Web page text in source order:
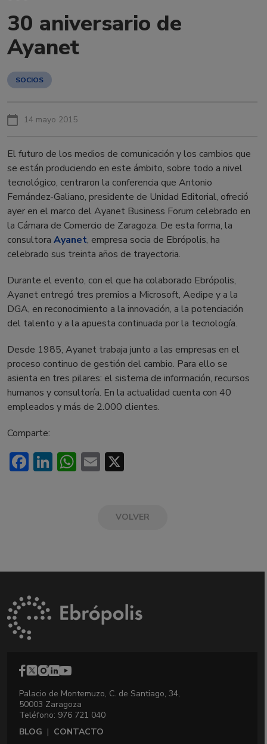
30 aniversario de
Ayanet
SOCIOS
14 mayo 2015
El futuro de los medios de comunicación y los cambios que
se están produciendo en este ámbito, sobre todo a nivel
tecnológico, centraron la conferencia que Antonio
Fernández-Galiano, presidente de Unidad Editorial, ofreció
ayer en el marco del Ayanet Business Forum celebrado en
la Cámara de Comercio de Zaragoza. De esta forma, la
consultora Ayanet, empresa socia de Ebrópolis, ha
celebrado sus treinta años de trayectoria.
Durante el evento, con el que ha colaborado Ebrópolis,
Ayanet entregó tres premios a Microsoft, Aedipe y a la
DGA, en reconocimiento a la innovación, a la potenciación
del talento y a la apuesta continuada por la tecnología.
Desde 1985, Ayanet trabaja junto a las empresas en el
proceso continuo de gestión del cambio. Para ello se
asienta en tres pilares: el sistema de información, recursos
humanos y consultoría. En la actualidad cuenta con 40
empleados y más de 2.000 clientes.
Comparte:
Facebook
LinkedIn
WhatsApp
Email
VOLVER
Palacio de Montemuzo, C. de Santiago, 34,
50003 Zaragoza
Teléfono: 976 721 040
BLOG | CONTACTO